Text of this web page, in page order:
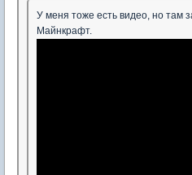
У меня тоже есть видео, но там
Майнкрафт.